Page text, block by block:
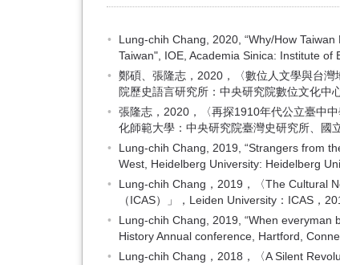
Lung-chih Chang, 2020, “Why/How
Taiwan", IOE, Academia Sinica: Institute of
鄭碩、張隆志，2020，〈數位人文學與台
院歷史語言研究所：中央研究院數位文化中
張隆志，2020，〈再探1910年代公立臺中
化師範大學：中央研究院臺灣史研究所、國
Lung-chih Chang, 2019, “Strangers from
West, Heidelberg University: Heidelberg
Lung-chih Chang，2019，〈The Cultural
（ICAS）」，Leiden University：ICAS，
Lung-chih Chang, 2019, “When everyman
History Annual conference, Hartford,
Lung-chih Chang，2018，〈A Silent